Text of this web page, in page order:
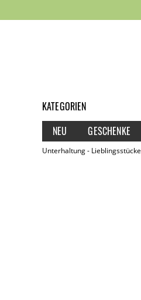
KATEGORIEN
NEU
GESCHENKE
Unterhaltung - Lieblingsstücke